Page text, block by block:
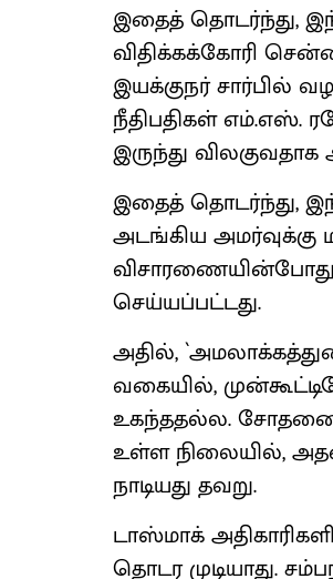
இதைத் தொடர்ந்து,
விதிக்கக்கோரி
இயக்குநர் சார்பில்
நீதிபதிகள் எம்.எஸ்.
இருந்து
இதைத் தொடர்ந்து,
அடங்கிய அமர்வுக்கு
செய்யப்பட்டது.
அதில்,
வகையில்,
உகந்ததல்ல.
உள்ள நிலையில்,
நாடியது தவறு.
டாஸ்மாக்
தொடர முடியாது.